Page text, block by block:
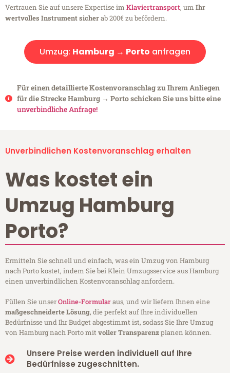
Vertrauen Sie auf unsere Expertise im Klaviertransport, um Ihr
wertvolles Instrument sicherab 200€ zu befördern.
Umzug: Hamburg → Porto anfragen
Für einen detaillierte Kostenvoranschlag zu Ihrem Anliegen
für die Strecke Hamburg → Porto schicken Sie uns bitte eine
unverbindliche Anfrage!
Unverbindlichen Kostenvoranschlag erhalten
Was kostet ein
Umzug Hamburg
Porto?
Ermitteln Sie schnell und einfach, was ein Umzug von Hamburg
nach Porto kostet, indem Sie bei Klein Umzugsservice aus Hamburg
einen unverbindlichen Kostenvoranschlag anfordern.
Füllen Sie unserOnline-Formularaus, und wir liefern Ihnen eine
maßgeschneiderte Lösung, die perfekt auf Ihre individuellen
Bedürfnisse und Ihr Budget abgestimmt ist, sodass Sie Ihre Umzug
von Hamburg nach Porto mitvoller Transparenzplanen können.
Unsere Preise werden individuell auf Ihre
Bedürfnisse zugeschnitten.